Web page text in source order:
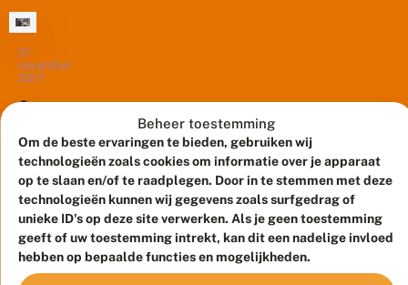
Beheer toestemming
Om de beste ervaringen te bieden, gebruiken wij
technologieën zoals cookies om informatie over je apparaat
op te slaan en/of te raadplegen. Door in te stemmen met deze
technologieën kunnen wij gegevens zoals surfgedrag of
unieke ID's op deze site verwerken. Als je geen toestemming
geeft of uw toestemming intrekt, kan dit een nadelige invloed
hebben op bepaalde functies en mogelijkheden.
li
n
d
e
r
g
t
e
l
d
waarom
aardbeivlinder
bedreigd
is.
is
ook
best...
r
e
c
o
l
o
i
s
c
h
b
e
r
m
b
e
in
de
belangstelling
van
overheden.
Dat
bleek
uit
het
op
17
november
21
november
2017
G
m
e
e
n
t
e
H
o
Afgelopen
vrijdag
kwamen
het
Drents